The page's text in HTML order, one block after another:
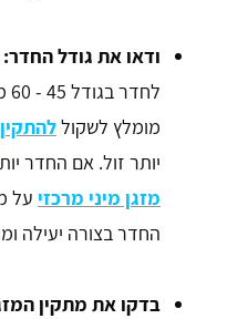
ודאו את גודל החדר:
מומלץ לשקוללהתקין
יותר זול. אם החדר
מזגן מיני מרכזי על
החדר בצורה יעילה
בדקו את מתקין